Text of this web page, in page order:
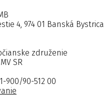
4, 974 01 Banská Bystrica
združenie
SR
900/90-512 00